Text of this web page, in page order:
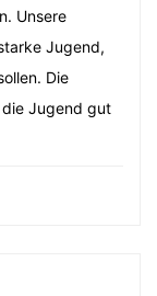
Unsere
Jugend,
Die
die Jugend gut